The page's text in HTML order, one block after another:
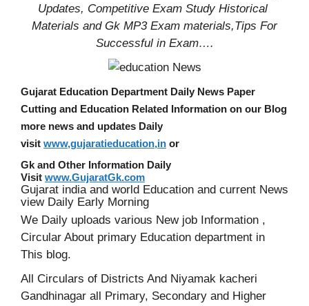
Updates, Competitive Exam Study Historical
Materials and Gk MP3 Exam materials,Tips For
Successfulin Exam….
Gujarat Education Department Daily News Paper
Cutting and Education Related Information on our Blog
more news and updates Daily
visit www,gujaratieducation,in or
Gk and Other Information Daily
Visit www.GujaratGk.com
Gujarat india and world Education and current News
view Daily Early Morning
We Daily uploads various New job Information ,
Circular About primary Education department in
This blog.
All Circulars of Districts And Niyamak kacheri
Gandhinagar all Primary, Secondary and Higher